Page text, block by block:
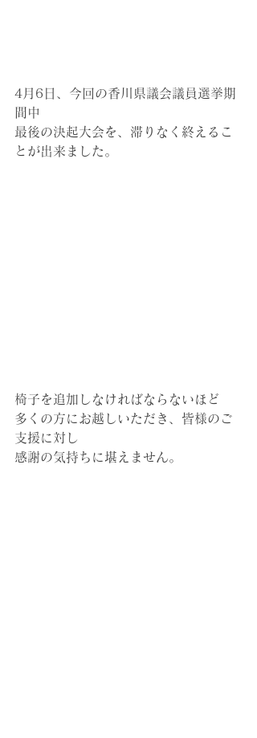
4月6日、今回の香川県議会議員選挙期
間中
最後の決起大会を、滞りなく終えるこ
とが出来ました。
椅子を追加しなければならないほど
多くの方にお越しいただき、皆様のご
支援に対し
感謝の気持ちに堪えません。